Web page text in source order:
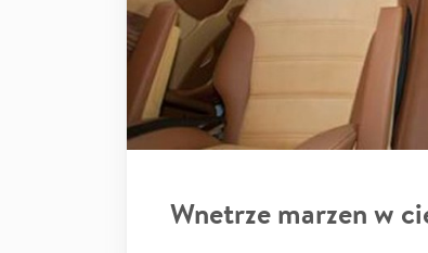
Wnetrze marzen w